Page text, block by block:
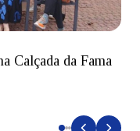
Calçada da Fama